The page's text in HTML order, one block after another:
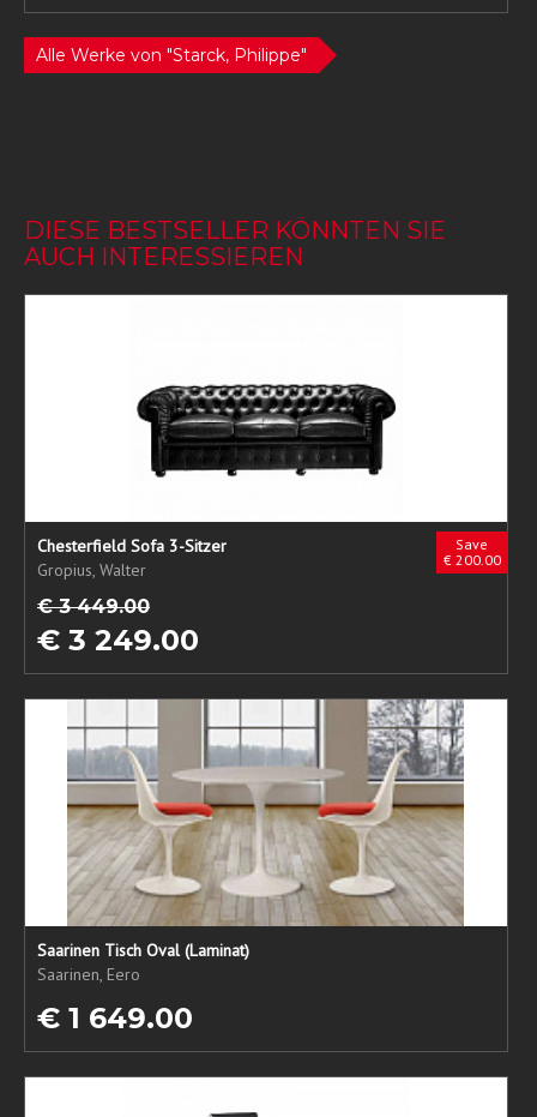
Alle Werke von "Starck, Philippe"
DIESE BESTSELLER KÖNNTEN SIE
AUCH INTERESSIEREN
Save
€ 200.00
Chesterfield Sofa 3-Sitzer
Gropius, Walter
€ 3 449.00
€ 3 249.00
Saarinen Tisch Oval (Laminat)
Saarinen, Eero
€ 1 649.00